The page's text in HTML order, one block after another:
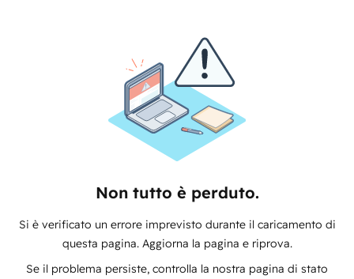
Non tutto è perduto.
Si è verificato un errore imprevisto durante il caricamento di
questa pagina. Aggiorna la pagina e riprova.
Se il problema persiste, controlla la nostra pagina di stato